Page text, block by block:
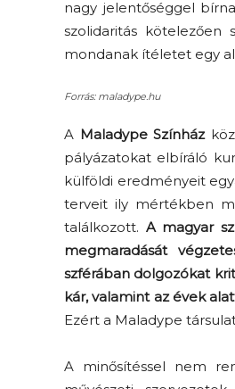
nagy jelentőséggel
szolidaritás
mondanak ítéletet egy
Forrás: maladype.hu
A Maladype Színház
pályázatokat elbíráló
külföldi eredményeit
terveit ily mértékben
találkozott. A magyar
megmaradását
szférában dolgozókat
kár, valamint az évek
Ezért a Maladype
A minősítéssel nem